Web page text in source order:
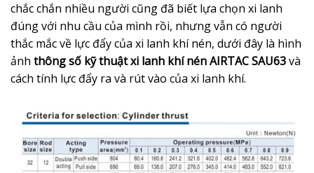
chắc chắn nhiều người cũng đã biết lựa chọn xi lanh
đúng với nhu cầu của mình rồi, nhưng vẫn có người
thắc mắc về lực đẩy của xi lanh khí nén, dưới đây là hình
ảnh thông số kỹ thuật xi lanh khí nén AIRTAC SAU63và
cách tính lực đẩy ra và rút vào của xi lanh khí.